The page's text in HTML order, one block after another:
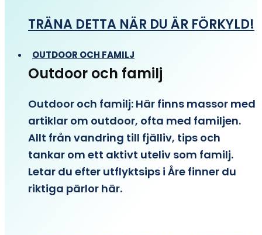
TRÄNA DETTA NÄR DU ÄR FÖRKYLD!
OUTDOOR OCH FAMILJ
Outdoor och familj
Outdoor och familj: Här finns massor med
artiklar om outdoor, ofta med familjen.
Allt från vandring till fjälliv, tips och
tankar om ett aktivt uteliv som familj.
Letar du efter utflyktsips i Åre finner du
riktiga pärlor här.